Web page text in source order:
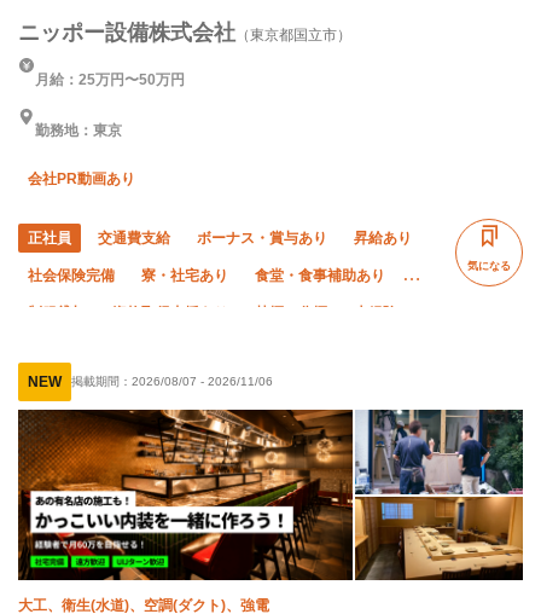
ニッポー設備株式会社 （東京都国立市）
月給：25万円〜50万円
勤務地：東京
会社PR動画あり
正社員 交通費支給 ボーナス・賞与あり 昇給あり
社会保険完備 寮・社宅あり 食堂・食事補助あり
土日休み 転勤なし
気になる
NEW 掲載期間： 2026/08/07 - 2026/11/06
大工、衛生(水道)、空調(ダクト)、強電